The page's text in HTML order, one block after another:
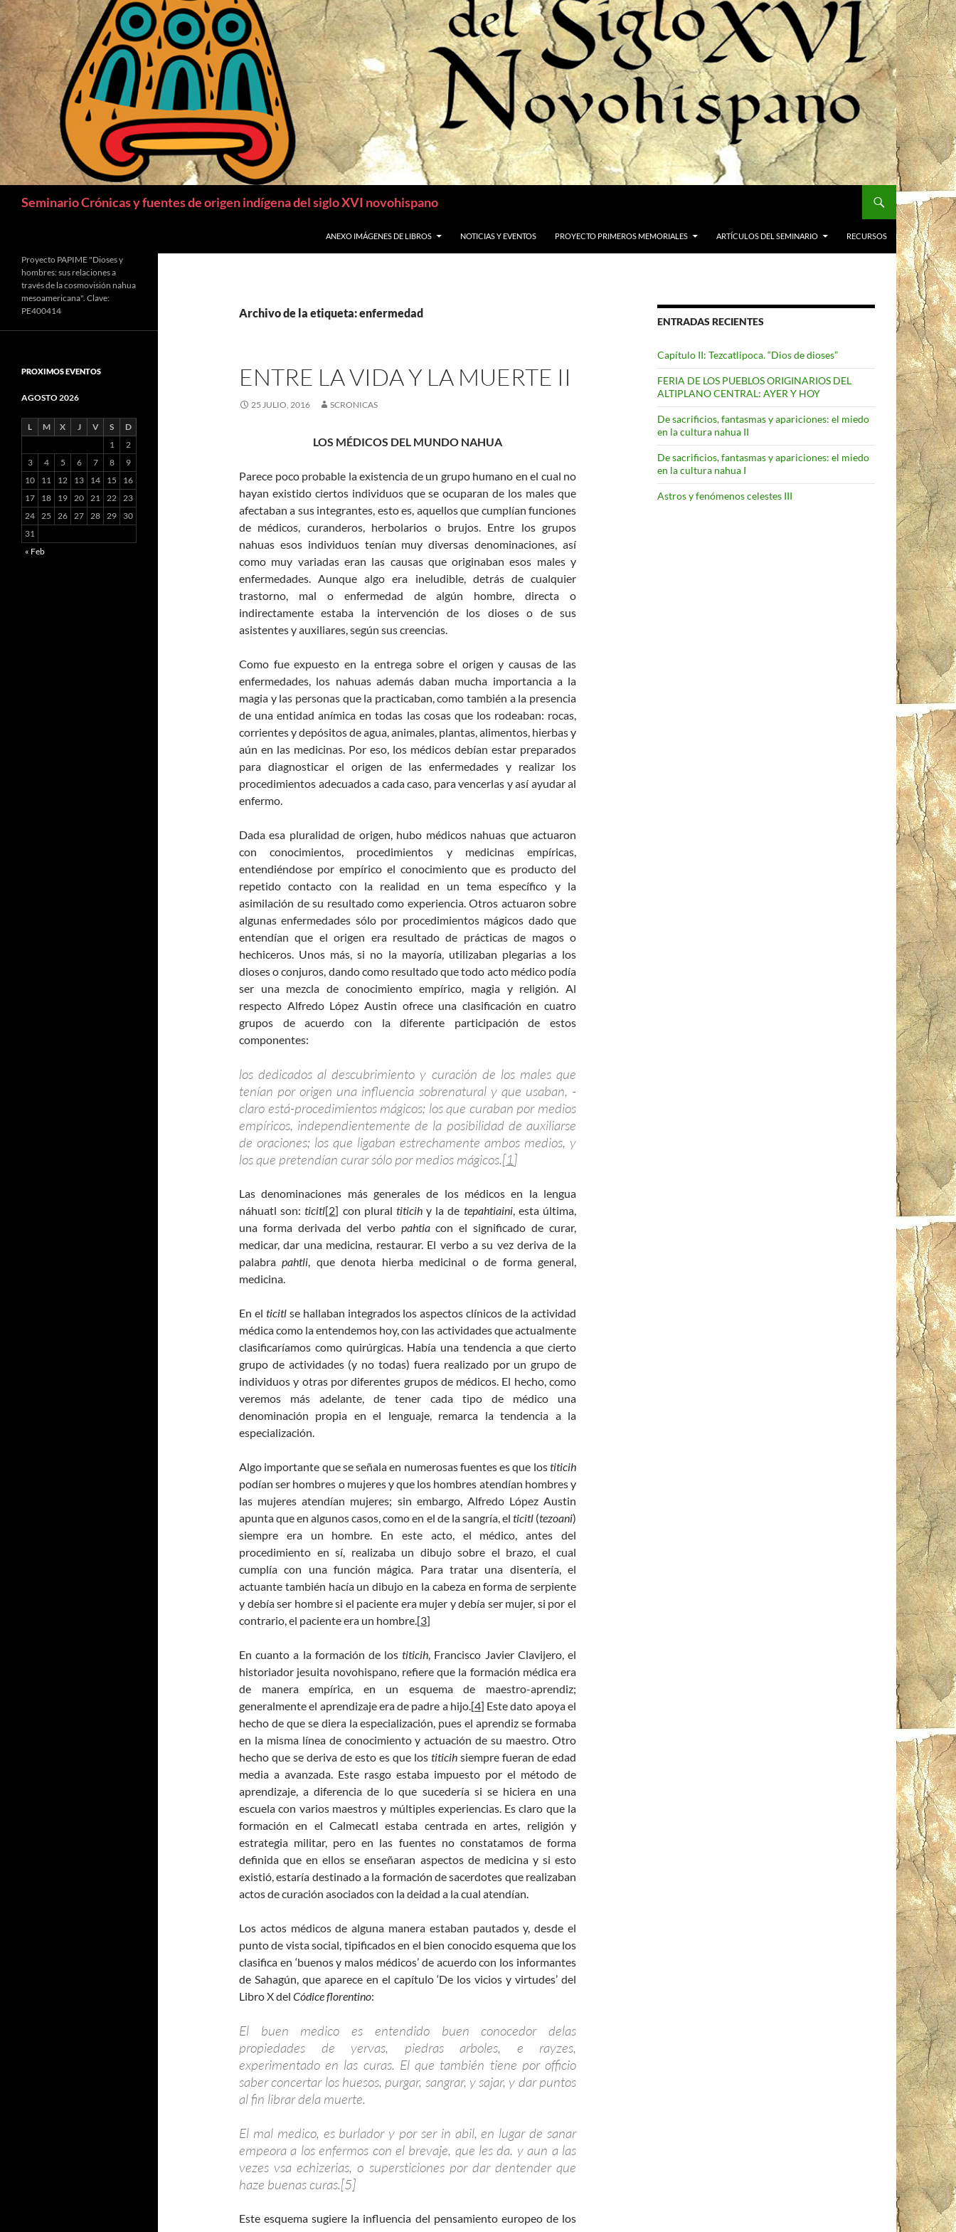
Seminario Crónicas y fuentes de origen indígena del siglo XVI novohispano
ANEXO IMÁGENES DE LIBROS NOTICIAS Y EVENTOS PROYECTO PRIMEROS MEMORIALES ARTÍCULOS DEL SEMINARIO RECURSOS
Archivo de la etiqueta: enfermedad
ENTRE LA VIDA Y LA MUERTE II
25 JULIO, 2016 SCRONICAS
LOS MÉDICOS DEL MUNDO NAHUA
Parece poco probable la existencia de un grupo humano en el cual no
hayan existido ciertos individuos que se ocuparan de los males que
afectaban a sus integrantes, esto es, aquellos que cumplían funciones
de médicos, curanderos, herbolarios o brujos. Entre los grupos
nahuas esos individuos tenían muy diversas denominaciones, así
como muy variadas eran las causas que originaban esos males y
enfermedades. Aunque algo era ineludible, detrás de cualquier
trastorno, mal o enfermedad de algún hombre, directa o
indirectamente estaba la intervención de los dioses o de sus
asistentes y auxiliares, según sus creencias.
Como fue expuesto en la entrega sobre el origen y causas de las
enfermedades, los nahuas además daban mucha importancia a la
magia y las personas que la practicaban, como también a la presencia
de una entidad anímica en todas las cosas que los rodeaban: rocas,
corrientes y depósitos de agua, animales, plantas, alimentos, hierbas y
aún en las medicinas. Por eso, los médicos debían estar preparados
para diagnosticar el origen de las enfermedades y realizar los
procedimientos adecuados a cada caso, para vencerlas y así ayudar al
enfermo.
Dada esa pluralidad de origen, hubo médicos nahuas que actuaron
con conocimientos, procedimientos y medicinas empíricas,
entendiéndose por empírico el conocimiento que es producto del
repetido contacto con la realidad en un tema específico y la
asimilación de su resultado como experiencia. Otros actuaron sobre
algunas enfermedades sólo por procedimientos mágicos dado que
entendían que el origen era resultado de prácticas de magos o
hechiceros. Unos más, si no la mayoría, utilizaban plegarias a los
dioses o conjuros, dando como resultado que todo acto médico podía
ser una mezcla de conocimiento empírico, magia y religión. Al
respecto Alfredo López Austin ofrece una clasificación en cuatro
grupos de acuerdo con la diferente participación de estos
componentes:
los dedicados al descubrimiento y curación de los males que
tenían por origen una influencia sobrenatural y que usaban, -
claro está-procedimientos mágicos; los que curaban por medios
empíricos, independientemente de la posibilidad de auxiliarse
de oraciones; los que ligaban estrechamente ambos medios, y
los que pretendían curar sólo por medios mágicos.[1]
Las denominaciones más generales de los médicos en la lengua
náhuatl son:ticitl[2] con plural titicihy la de tepahtiaini, esta última,
una forma derivada del verbo pahtiacon el significado de curar,
medicar, dar una medicina, restaurar. El verbo a su vez deriva de la
palabrapahtli, que denota hierba medicinal o de forma general,
medicina.
En el ticitl se hallaban integrados los aspectos clínicos de la actividad
médica como la entendemos hoy, con las actividades que actualmente
clasificaríamos como quirúrgicas. Había una tendencia a que cierto
grupo de actividades (y no todas) fuera realizado por un grupo de
individuos y otras por diferentes grupos de médicos. El hecho, como
veremos más adelante, de tener cada tipo de médico una
denominación propia en el lenguaje, remarca la tendencia a la
especialización.
Algo importante que se señala en numerosas fuentes es que lostiticih
podían ser hombres o mujeres y que los hombres atendían hombres y
las mujeres atendían mujeres; sin embargo, Alfredo López Austin
apunta que en algunos casos, como en el de la sangría, el ticitl (tezoani)
siempre era un hombre. En este acto, el médico, antes del
procedimiento en sí, realizaba un dibujo sobre el brazo, el cual
cumplía con una función mágica. Para tratar una disentería, el
actuante también hacía un dibujo en la cabeza en forma de serpiente
y debía ser hombre si el paciente era mujer y debía ser mujer, si por el
contrario, el paciente era un hombre.[3]
En cuanto a la formación de lostiticih, Francisco Javier Clavijero, el
historiador jesuita novohispano, refiere que la formación médica era
de manera empírica, en un esquema de maestro-aprendiz;
generalmente el aprendizaje era de padre a hijo.[4] Este dato apoya el
hecho de que se diera la especialización, pues el aprendiz se formaba
en la misma línea de conocimiento y actuación de su maestro. Otro
hecho que se deriva de esto es que los titicih siempre fueran de edad
media a avanzada. Este rasgo estaba impuesto por el método de
aprendizaje, a diferencia de lo que sucedería si se hiciera en una
escuela con varios maestros y múltiples experiencias. Es claro que la
formación en el Calmecatl estaba centrada en artes, religión y
estrategia militar, pero en las fuentes no constatamos de forma
definida que en ellos se enseñaran aspectos de medicina y si esto
existió, estaría destinado a la formación de sacerdotes que realizaban
actos de curación asociados con la deidad a la cual atendían.
Los actos médicos de alguna manera estaban pautados y, desde el
punto de vista social, tipificados en el bien conocido esquema que los
clasifica en ‘buenos y malos médicos’ de acuerdo con los informantes
de Sahagún, que aparece en el capítulo ‘De los vicios y virtudes’ del
Libro X del Códice florentino:
El buen medico es entendido buen conocedor delas
propiedades de yervas, piedras arboles, e rayzes,
experimentado en las curas. El que también tiene por officio
saber concertar los huesos, purgar, sangrar, y sajar, y dar puntos
al fin librar dela muerte.
El mal medico, es burlador y por ser in abil, en lugar de sanar
empeora a los enfermos con el brevaje, que les da. y aun a las
vezes vsa echizerias, o supersticiones por dar dentender que
haze buenas curas.[5]
Este esquema sugiere la influencia del pensamiento europeo de los
ENTRADAS RECIENTES
Capítulo II: Tezcatlipoca. “Dios de dioses”
FERIA DE LOS PUEBLOS ORIGINARIOS DEL
ALTIPLANO CENTRAL: AYER Y HOY
De sacrificios, fantasmas y apariciones: el miedo
en la cultura nahua II
De sacrificios, fantasmas y apariciones: el miedo
en la cultura nahua I
Astros y fenómenos celestes III
Proyecto PAPIME "Dioses y
hombres: sus relaciones a
través de la cosmovisión nahua
mesoamericana". Clave:
PE400414
PROXIMOS EVENTOS
AGOSTO 2026
L M X J V S
D
1
2
3
4 5 6 7 8
9
10
11 12 13 14 15
16
17
18 19 20 21 22 23
24 25 26 27 28 29
30
31
« Feb